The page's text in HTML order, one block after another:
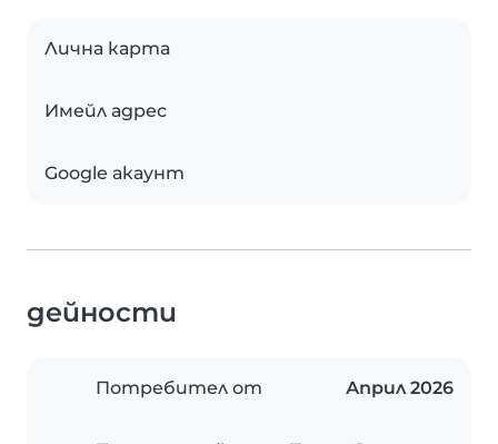
Лична карта
Имейл адрес
Google акаунт
дейности
Потребител от Април 2026